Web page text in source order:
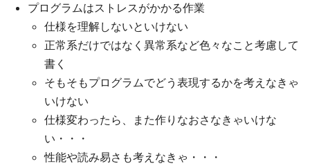
プログラムはストレスがかかる作業
仕様を理解しないといけない
正常系だけではなく異常系など色々なこと考慮して
書く
そもそもプログラムでどう表現するかを考えなきゃ
いけない
仕様変わったら、また作りなおさなきゃいけな
い・・・
性能や読み易さも考えなきゃ・・・